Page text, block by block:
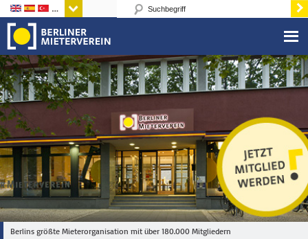
Sprachen
Berlins größte Mieterorganisation mit über 180.000 Mitgliedern